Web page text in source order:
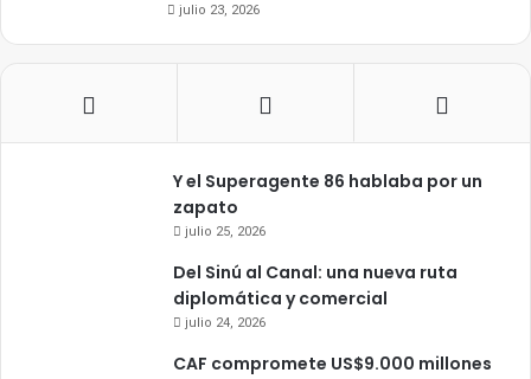
julio 23, 2026
Y el Superagente 86 hablaba por un
zapato
julio 25, 2026
Del Sinú al Canal: una nueva ruta
diplomática y comercial
julio 24, 2026
CAF compromete US$9.000 millones